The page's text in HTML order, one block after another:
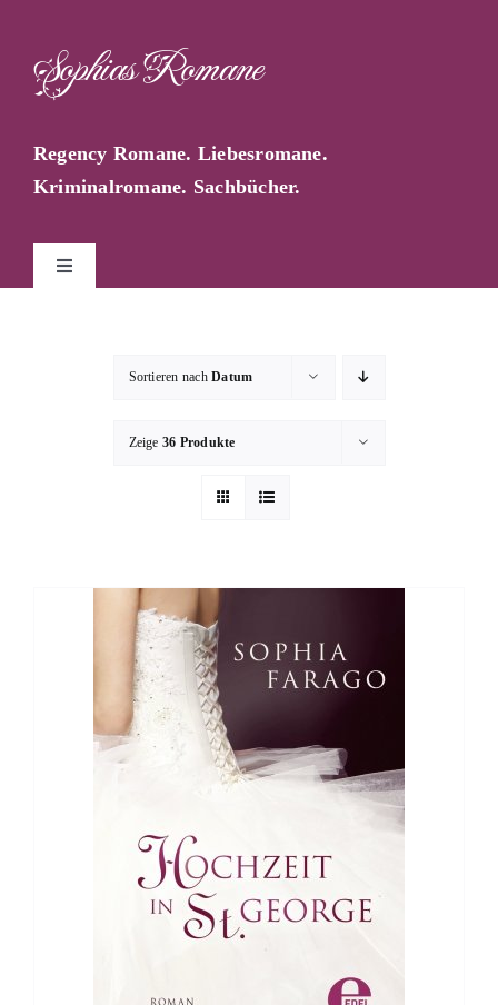
springenSophias Romane
Regency Romane. Liebesromane.
Kriminalromane. Sachbücher.
Toggle
Sophia Rauchberg
Dr. Rauchberger
Bücher-Shop
WooCommerce Warenkorb
Sortieren nachDatum
Zeige 36 Produkte